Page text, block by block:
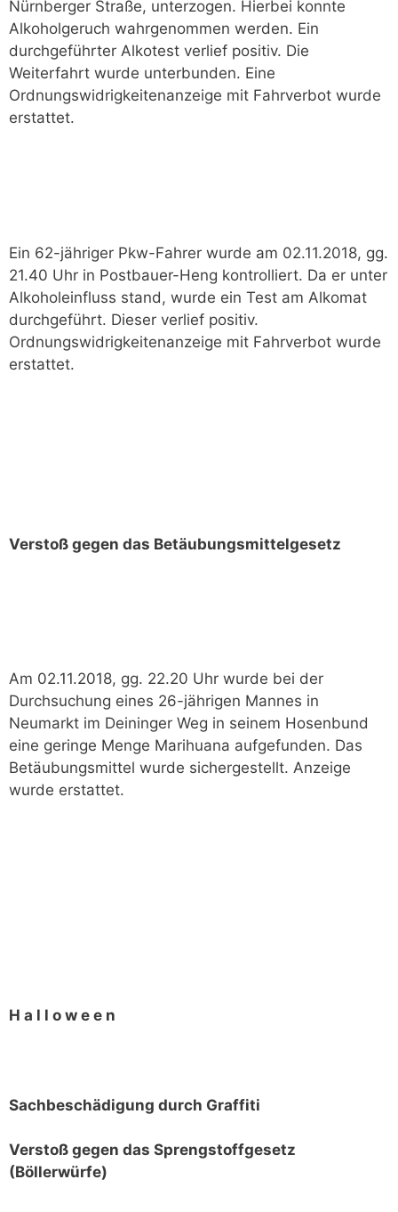
Nürnberger Straße, unterzogen. Hierbei konnte
Alkoholgeruch wahrgenommen werden. Ein
durchgeführter Alkotest verlief positiv. Die
Weiterfahrt wurde unterbunden. Eine
Ordnungswidrigkeitenanzeige mit Fahrverbot wurde
erstattet.
Ein 62-jähriger Pkw-Fahrer wurde am 02.11.2018, gg.
21.40 Uhr in Postbauer-Heng kontrolliert. Da er unter
Alkoholeinfluss stand, wurde ein Test am Alkomat
durchgeführt. Dieser verlief positiv.
Ordnungswidrigkeitenanzeige mit Fahrverbot wurde
erstattet.
Verstoß gegen das Betäubungsmittelgesetz
Am 02.11.2018, gg. 22.20 Uhr wurde bei der
Durchsuchung eines 26-jährigen Mannes in
Neumarkt im Deininger Weg in seinem Hosenbund
eine geringe Menge Marihuana aufgefunden. Das
Betäubungsmittel wurde sichergestellt. Anzeige
wurde erstattet.
H a l l o w e e n
Sachbeschädigung durch Graffiti
Verstoß gegen das Sprengstoffgesetz
(Böllerwürfe)